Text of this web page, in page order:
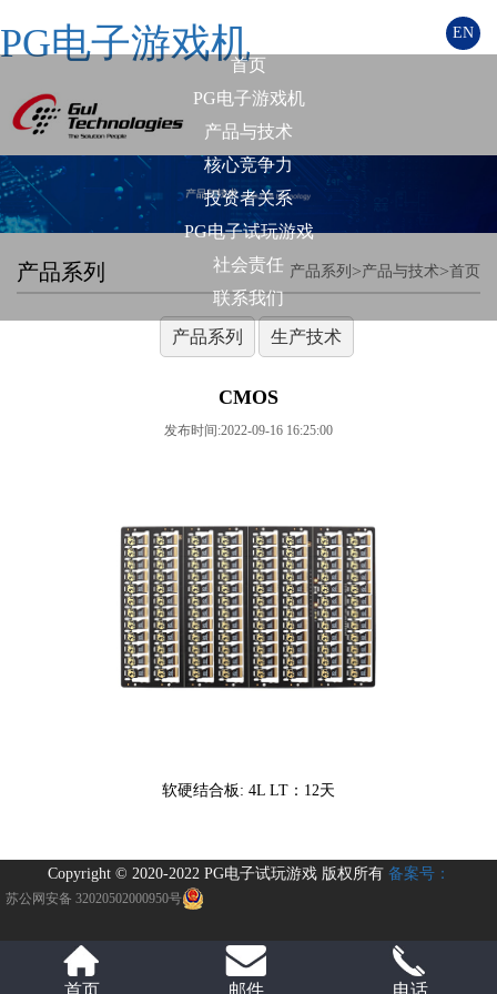
PG电子游戏机 EN
首页
PG电子游戏机
产品与技术
核心竞争力
投资者关系
PG电子试玩游戏
社会责任
联系我们
产品系列 首页
>
产品与技术
>
产品系列
产品系列 生产技术
CMOS
发布时间:2022-09-16 16:25:00
软硬结合板: 4L LT：12天
Copyright © 2020-2022 PG电子试玩游戏 版权所有 备案号：
苏公网安备 32020502000950号
首页 邮件 电话